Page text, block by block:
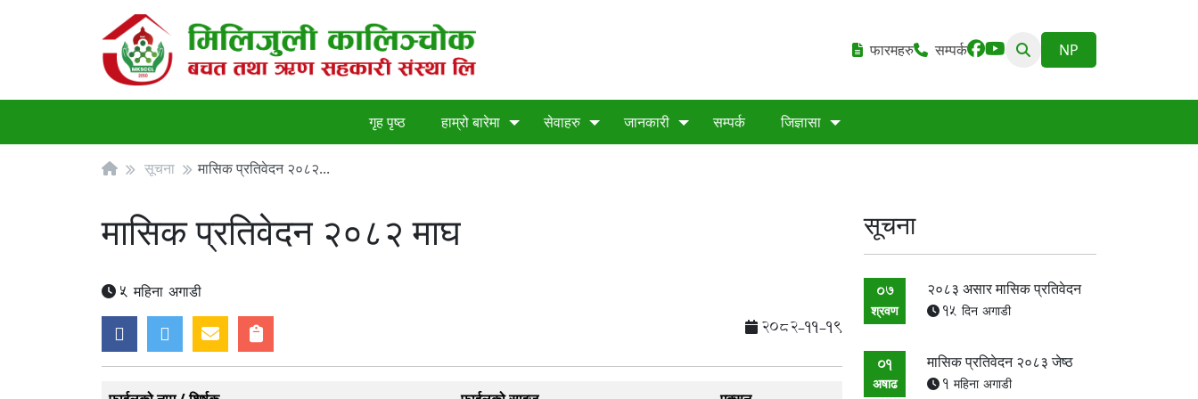
फारमहरु सम्पर्क
गृह पृष्ठ हाम्रो बारेमा सेवाहरु जानकारी सम्पर्क जिज्ञासा
सूचना मासिक प्रतिवेदन २०८२...
मासिक प्रतिवेदन २०८२ माघ
5 महिना अगाडी
2082-11-19
सूचना
07
श्रवण
२०८३ असार मासिक प्रतिवेदन
15 दिन अगाडी
01
अषाढ
मासिक प्रतिवेदन २०८३ जेष्ठ
1 महिना अगाडी